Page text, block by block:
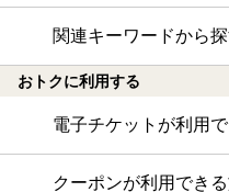
関連キーワードから
おトクに利用する
電子チケットが利用
クーポンが利用でき